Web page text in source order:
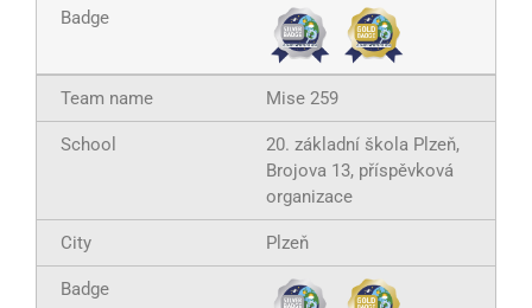
Mise 259
20. základní škola Plzeň,
Brojova 13, příspěvková
organizace
Plzeň